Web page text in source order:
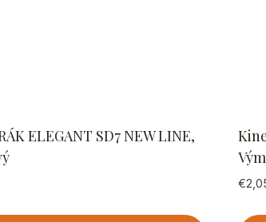
ELEGANT SD7 NEW LINE,
€